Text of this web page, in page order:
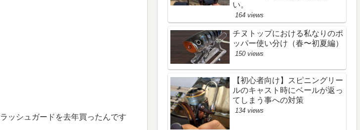
ッシュガードを去年買ったんです
い。
164 views
チヌトップにおける私なりのポ
ッパー使い分け（春〜初夏編）
150 views
【初心者向け】スピニングリー
ルのキャスト時にベールが返っ
てしまう事への対策
134 views